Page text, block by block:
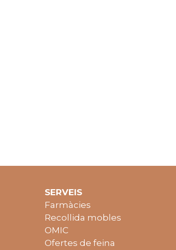
SERVEIS
Farmàcies
Recollida mobles
OMIC
Ofertes de feina